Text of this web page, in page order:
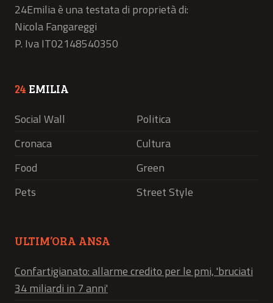
24Emilia è una testata di proprietà di:
Nicola Fangareggi
P. Iva IT02148540350
24 EMILIA
Social Wall
Politica
Cronaca
Cultura
Food
Green
Pets
Street Style
ULTIM’ORA ANSA
Confartigianato: allarme credito per le pmi, 'bruciati
34 miliardi in 7 anni'